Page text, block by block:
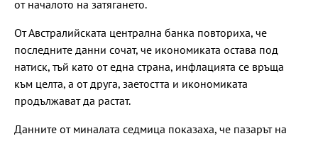
от началото на затягането.
От Австралийската централна банка повториха, че
последните данни сочат, че икономиката остава под
натиск, тъй като от една страна, инфлацията се връща
към целта, а от друга, заетостта и икономиката
продължават да растат.
Данните от миналата седмица показаха, че пазарът на